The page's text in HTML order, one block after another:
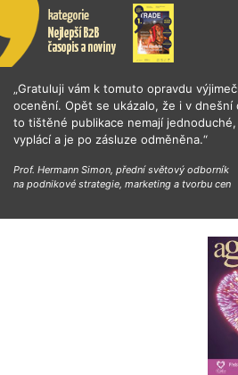
„Gratuluji vám k tomuto opravdu
ocenění. Opět se ukázalo, že i v dnešní
to tištěné publikace nemají
vyplácí a je po zásluze odměněna.“
Prof. Hermann Simon, přední světový odborník
na podnikové strategie, marketing a tvorbu cen